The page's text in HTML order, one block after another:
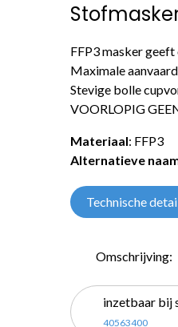
FFP3 masker
Maximale
Stevige bolle
VOORLOPIG
Materiaal: FFP3
Alternatieve
Technische
Omschrijving:
inzetbaar bij
40563400